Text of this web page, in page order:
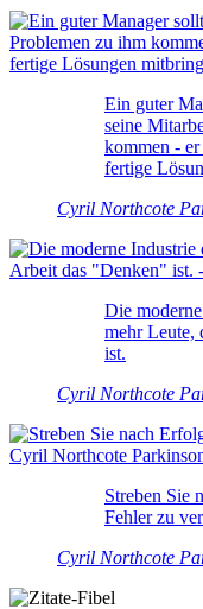
Ein guter
seine
kommen - er
fertige
Cyril Northcote
Die
mehr Leute,
ist.
Cyril Northcote
Streben Sie
Fehler zu
Cyril Northcote